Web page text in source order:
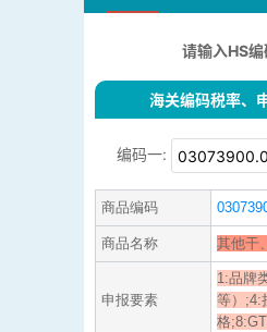
请输入HS
海关编码税率、
编码一:
商品编码
商品名称 其他干
申报要素
1:品牌
等）;4:
格